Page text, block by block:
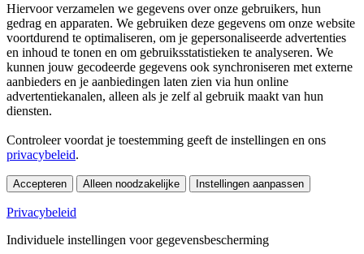
Hiervoor verzamelen we gegevens over onze gebruikers, hun
gedrag en apparaten. We gebruiken deze gegevens om onze website
voortdurend te optimaliseren, om je gepersonaliseerde advertenties
en inhoud te tonen en om gebruiksstatistieken te analyseren. We
kunnen jouw gecodeerde gegevens ook synchroniseren met externe
aanbieders en je aanbiedingen laten zien via hun online
advertentiekanalen, alleen als je zelf al gebruik maakt van hun
diensten.
Controleer voordat je toestemming geeft de instellingen en ons
privacybeleid.
Accepteren Alleen noodzakelijke Instellingen aanpassen
Privacybeleid
Individuele instellingen voor gegevensbescherming